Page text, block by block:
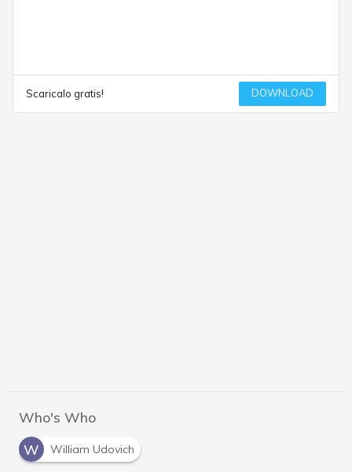
Scaricalo gratis! DOWNLOAD
Who's Who
W
William Udovich